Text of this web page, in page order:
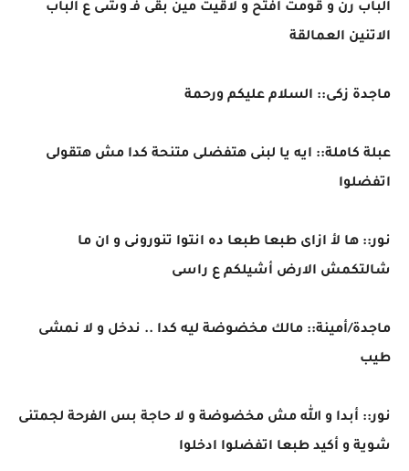
الباب رن و قومت افتح و لاقيت مين بقى فـ وشى ع الباب
الاتنين العمالقة
ماجدة زكى:: السلام عليكم ورحمة
عبلة كاملة:: ايه يا لبنى هتفضلى متنحة كدا مش هتقولى
اتفضلوا
نور:: ها لأ ازاى طبعا طبعا ده انتوا تنورونى و ان ما
شالتكمش الارض أشيلكم ع راسى
ماجدة/أمينة:: مالك مخضوضة ليه كدا .. ندخل و لا نمشى
طيب
نور:: أبدا و الله مش مخضوضة و لا حاجة بس الفرحة لجمتنى
شوية و أكيد طبعا اتفضلوا ادخلوا